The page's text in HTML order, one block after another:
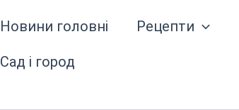
Новини головні Рецепти
Сад і город